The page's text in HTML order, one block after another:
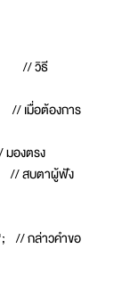
// วิธี
ต้องการ
รง
ตาผู้ฟัง
ล่าวคำขอ